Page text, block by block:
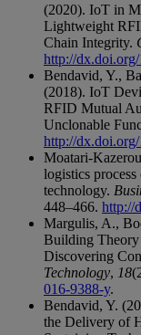
(2020). IoT in
Lightweight
Chain Integrity.
http://
Bendavid, Y.,
(2018). IoT
RFID Mutual
Unclonable
http://
Moatari-
logistics
technology.
448–466. http://
Margulis, A.,
Building Theory
Discovering
Technology, 18
016-9388-y.
Bendavid, Y.
the Delivery of